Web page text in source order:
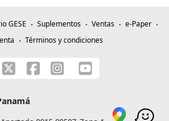
GESE Suplementos Ventas
e-Paper
Términos y condiciones